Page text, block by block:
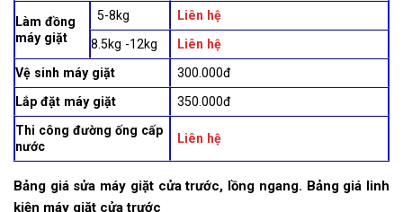
Làm đồng
máy giặt
5-8kg
Liên hệ
8.5kg -12kg
Liên hệ
Vệ sinh máy giặt
300.000đ
Lắp đặt máy giặt
350.000đ
Thi công đường ống cấp
nước
Liên hệ
Bảng giá sửa máy giặt cửa trước, lồng ngang. Bảng giá linh
kiện máy giặt cửa trước